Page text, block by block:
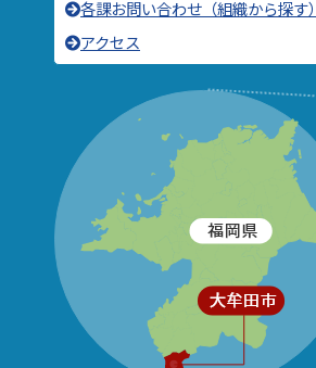
各課お問い合わせ（組織から探す）
アクセス